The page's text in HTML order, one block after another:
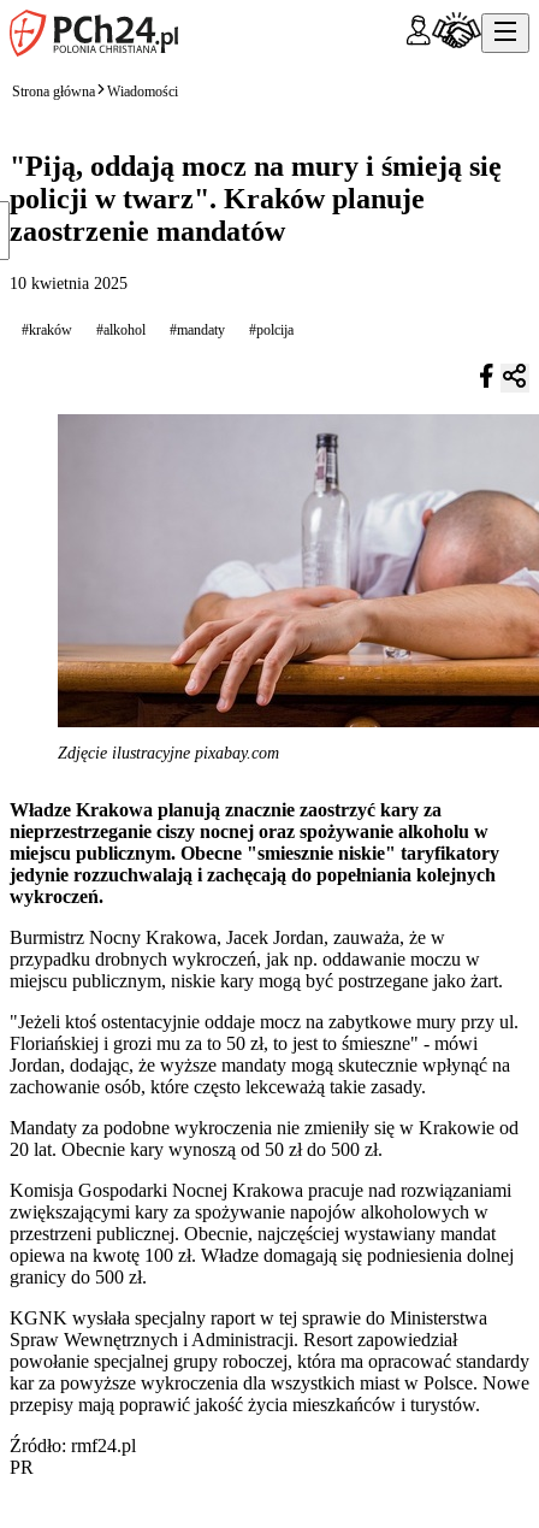
Strona główna Wiadomości
"Piją, oddają mocz na mury i śmieją się
policji w twarz". Kraków planuje
zaostrzenie mandatów
10 kwietnia 2025
#kraków #alkohol #mandaty #polcija
Zdjęcie ilustracyjne pixabay.com
Władze Krakowa planują znacznie zaostrzyć kary za
nieprzestrzeganie ciszy nocnej oraz spożywanie alkoholu w
miejscu publicznym. Obecne "smiesznie niskie" taryfikatory
jedynie rozzuchwalają i zachęcają do popełniania kolejnych
wykroczeń.
Burmistrz Nocny Krakowa, Jacek Jordan, zauważa, że w
przypadku drobnych wykroczeń, jak np. oddawanie moczu w
miejscu publicznym, niskie kary mogą być postrzegane jako żart.
"Jeżeli ktoś ostentacyjnie oddaje mocz na zabytkowe mury przy ul.
Floriańskiej i grozi mu za to 50 zł, to jest to śmieszne" - mówi
Jordan, dodając, że wyższe mandaty mogą skutecznie wpłynąć na
zachowanie osób, które często lekceważą takie zasady.
Mandaty za podobne wykroczenia nie zmieniły się w Krakowie od
20 lat. Obecnie kary wynoszą od 50 zł do 500 zł.
Komisja Gospodarki Nocnej Krakowa pracuje nad rozwiązaniami
zwiększającymi kary za spożywanie napojów alkoholowych w
przestrzeni publicznej. Obecnie, najczęściej wystawiany mandat
opiewa na kwotę 100 zł. Władze domagają się podniesienia dolnej
granicy do 500 zł.
KGNK wysłała specjalny raport w tej sprawie do Ministerstwa
Spraw Wewnętrznych i Administracji. Resort zapowiedział
powołanie specjalnej grupy roboczej, która ma opracować standardy
kar za powyższe wykroczenia dla wszystkich miast w Polsce. Nowe
przepisy mają poprawić jakość życia mieszkańców i turystów.
Źródło: rmf24.pl
PR